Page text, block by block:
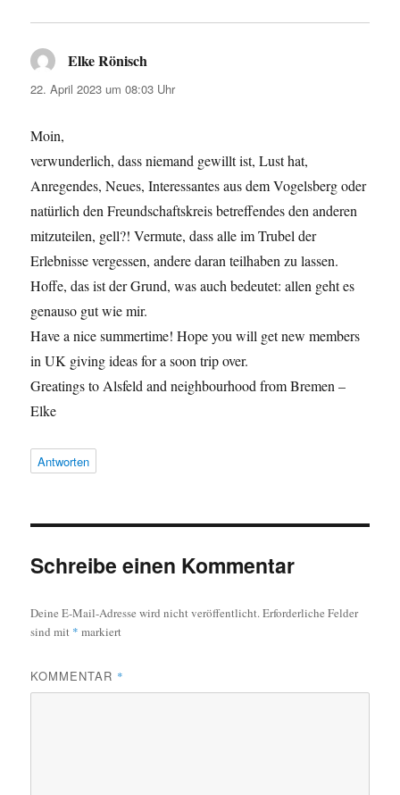
Elke Rönisch
22. April 2023 um 08:03 Uhr
Moin,
verwunderlich, dass niemand gewillt ist, Lust hat,
Anregendes, Neues, Interessantes aus dem Vogelsberg oder
natürlich den Freundschaftskreis betreffendes den anderen
mitzuteilen, gell?! Vermute, dass alle im Trubel der
Erlebnisse vergessen, andere daran teilhaben zu lassen.
Hoffe, das ist der Grund, was auch bedeutet: allen geht es
genauso gut wie mir.
Have a nice summertime! Hope you will get new members
in UK giving ideas for a soon trip over.
Greatings to Alsfeld and neighbourhood from Bremen –
Elke
Antworten
Schreibe einen Kommentar
Deine E-Mail-Adresse wird nicht veröffentlicht.Erforderliche Felder
sind mit * markiert
KOMMENTAR *